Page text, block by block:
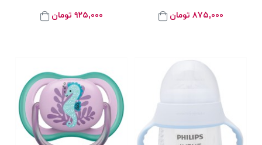
۸۷۵,۰۰۰ تومان ۹۲۵,۰۰۰ تومان